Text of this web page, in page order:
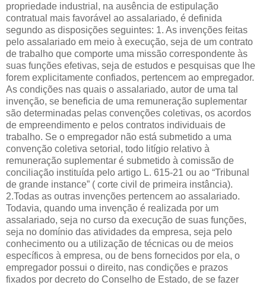
propriedade industrial, na ausência de estipulação
contratual mais favorável ao assalariado, é definida
segundo as disposições seguintes: 1. As invenções feitas
pelo assalariado em meio à execução, seja de um contrato
de trabalho que comporte uma missão correspondente às
suas funções efetivas, seja de estudos e pesquisas que lhe
forem explicitamente confiados, pertencem ao empregador.
As condições nas quais o assalariado, autor de uma tal
invenção, se beneficia de uma remuneração suplementar
são determinadas pelas convenções coletivas, os acordos
de empreendimento e pelos contratos individuais de
trabalho. Se o empregador não está submetido a uma
convenção coletiva setorial, todo litígio relativo à
remuneração suplementar é submetido à comissão de
conciliação instituída pelo artigo L. 615-21 ou ao “Tribunal
de grande instance” ( corte civil de primeira instância).
2.Todas as outras invenções pertencem ao assalariado.
Todavia, quando uma invenção é realizada por um
assalariado, seja no curso da execução de suas funções,
seja no domínio das atividades da empresa, seja pelo
conhecimento ou a utilização de técnicas ou de meios
específicos à empresa, ou de bens fornecidos por ela, o
empregador possui o direito, nas condições e prazos
fixados por decreto do Conselho de Estado, de se fazer